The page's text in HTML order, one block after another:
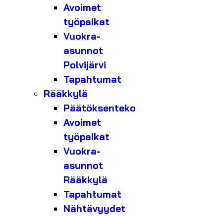
Avoimet
työpaikat
Vuokra-
asunnot
Polvijärvi
Tapahtumat
Rääkkylä
Päätöksenteko
Avoimet
työpaikat
Vuokra-
asunnot
Rääkkylä
Tapahtumat
Nähtävyydet